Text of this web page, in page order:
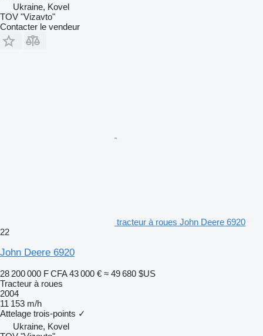
Ukraine, Kovel
TOV "Vizavto"
Contacter le vendeur
tracteur à roues John Deere 6920
22
John Deere 6920
28 200 000 F CFA 43 000 € ≈ 49 680 $US
Tracteur à roues
2004
11 153 m/h
Attelage trois-points ✓
Ukraine, Kovel